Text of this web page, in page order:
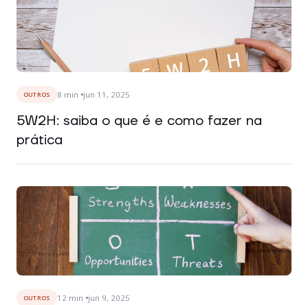
OUTROS 8 min jun 11, 2025
5W2H: saiba o que é e como fazer na
prática
OUTROS 12 min jun 9, 2025